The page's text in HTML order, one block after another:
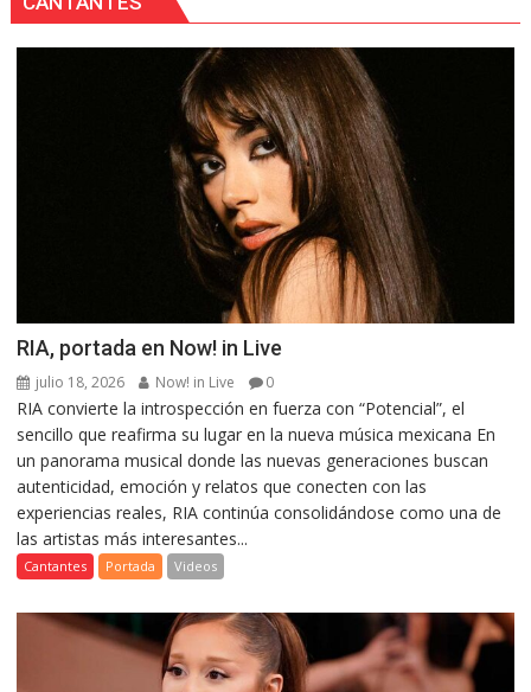
RIA, portada en Now! in Live
julio 18, 2026 Now! in Live 0
RIA convierte la introspección en fuerza con “Potencial”, el
sencillo que reafirma su lugar en la nueva música mexicana En
un panorama musical donde las nuevas generaciones buscan
autenticidad, emoción y relatos que conecten con las
experiencias reales, RIA continúa consolidándose como una de
las artistas más interesantes...
Cantantes Portada Videos